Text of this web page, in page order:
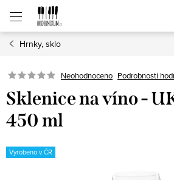
obsah
Hrnky, sklo
Neohodnoceno Podrobnosti
Sklenice na víno -
450 ml
Vyrobeno v ČR